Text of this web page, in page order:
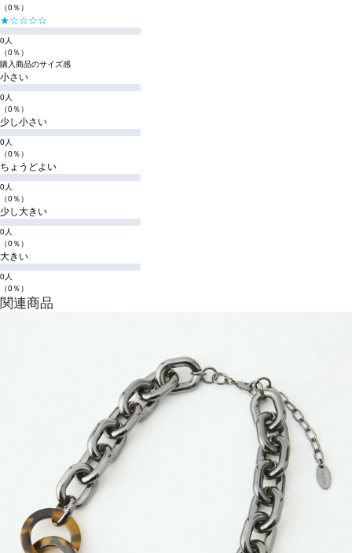
（0％）
★☆☆☆☆
0人
（0％）
購入商品のサイズ感
小さい
0人
（0％）
少し小さい
0人
（0％）
ちょうどよい
0人
（0％）
少し大きい
0人
（0％）
大きい
0人
（0％）
関連商品